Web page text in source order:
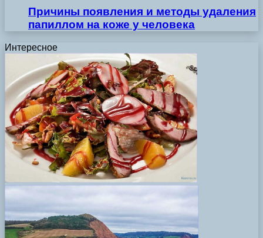
Причины появления и методы удаления
папиллом на коже у человека
Интересное